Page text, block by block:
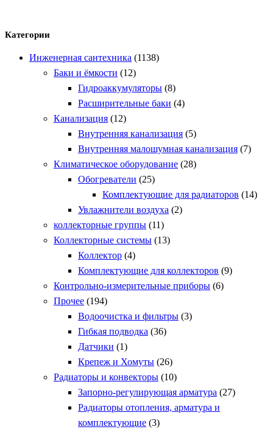
Категории
Инженерная сантехника (1138)
Баки и ёмкости (12)
Гидроаккумуляторы (8)
Расширительные баки (4)
Канализация (12)
Внутренняя канализация (5)
Внутренняя малошумная канализация (7)
Климатическое оборудование (28)
Обогреватели (25)
Комплектующие для радиаторов (14)
Увлажнители воздуха (2)
коллекторные группы (11)
Коллекторные системы (13)
Коллектор (4)
Комплектующие для коллекторов (9)
Контрольно-измерительные приборы (6)
Прочее (194)
Водоочистка и фильтры (3)
Гибкая подводка (36)
Датчики (1)
Крепеж и Хомуты (26)
Радиаторы и конвекторы (10)
Запорно-регулирующая арматура (27)
Радиаторы отопления, арматура и
комплектующие (3)